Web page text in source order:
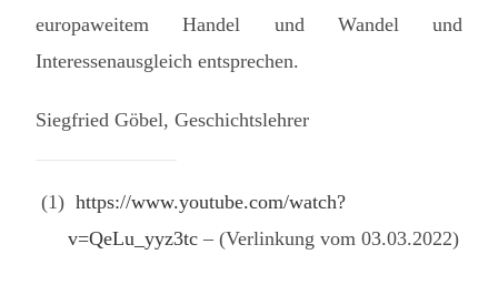
europaweitem Handel und Wandel und
Interessenausgleich entsprechen.
Siegfried Göbel, Geschichtslehrer
(1) https://www.youtube.com/watch?
v=QeLu_yyz3tc – (Verlinkung vom 03.03.2022)